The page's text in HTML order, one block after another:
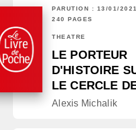
PARUTION : 13/01/2021
240 PAGES
THÉÂTRE
LE PORTEUR
D'HISTOIRE
LE CERCLE
Alexis Michalik